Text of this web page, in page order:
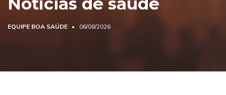
EQUIPE BOA SAÚDE 06/08/2026